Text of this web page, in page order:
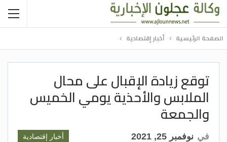
الصفحة الرئيسية أخبار إقتصادية
توقع زيادة الإقبال على محال
الملابس والأحذية يومي الخميس
والجمعة
أخبار إقتصادية في نوفمبر 25, 2021